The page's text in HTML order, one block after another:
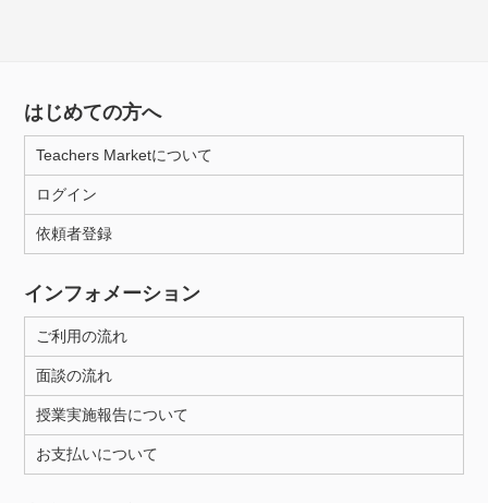
はじめての方へ
Teachers Marketについて
ログイン
依頼者登録
インフォメーション
ご利用の流れ
面談の流れ
授業実施報告について
お支払いについて